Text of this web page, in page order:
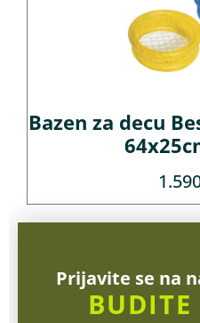
Bazen za decu
Prijavite se na